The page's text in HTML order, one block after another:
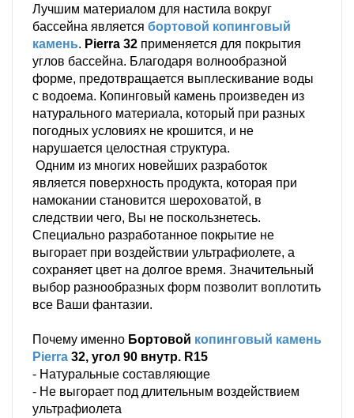
Лучшим материалом для настила вокруг
бассейна является бортовой копинговый
камень. Pierra 32 применяется для покрытия
углов бассейна. Благодаря волнообразной
форме, предотвращается выплескивание воды
с водоема. Копинговый камень произведен из
натурального материала, который при разных
погодных условиях не крошится, и не
нарушается целостная структура.
Одним из многих новейших разработок
является поверхность продукта, которая при
намокании становится шероховатой, в
следствии чего, Вы не поскользнетесь.
Специально разработанное покрытие не
выгорает при воздействии ультрафиолете, а
сохраняет цвет на долгое время. Значительный
выбор разнообразных форм позволит воплотить
все Ваши фантазии.
Почему именно Бортовой копинговый камень
Pierra 32, угол 90 внутр. R15
- Натуральные составляющие
- Не выгорает под длительным воздействием
ультрафиолета